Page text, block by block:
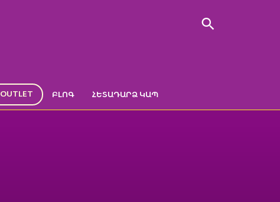
OUTLET ԲԼՈԳ ՀԵՏԱԴԱՐՁ ԿԱՊ